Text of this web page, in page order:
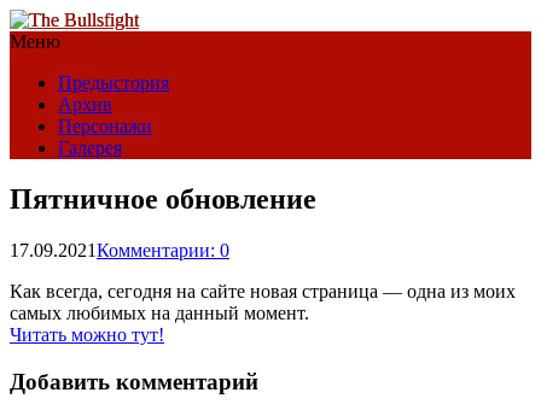
Меню
Предыстория
Архив
Персонажи
Галерея
Пятничное обновление
17.09.2021Комментарии: 0
Как всегда, сегодня на сайте новая страница — одна из моих
самых любимых на данный момент.
Читать можно тут!
Добавить комментарий